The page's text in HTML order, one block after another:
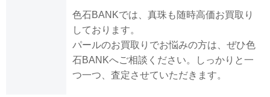
色石BANKでは、真珠も随時高価お買取り
しております。
パールのお買取りでお悩みの方は、ぜひ色
石BANKへご相談ください。しっかりと一
つ一つ、査定させていただきます。